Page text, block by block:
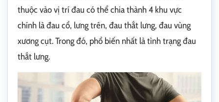
thuộc vào vị trí đau có thể chia thành 4 khu vực
chính là đau cổ, lưng trên, đau thắt lưng, đau vùng
xương cụt. Trong đó, phổ biến nhất là tình trạng đau
thắt lưng.